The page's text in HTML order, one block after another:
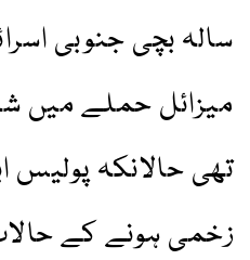
سالہ بچی جنوبی
میزائل حملے میں
تھی حالانکہ
زخمی ہونے کے